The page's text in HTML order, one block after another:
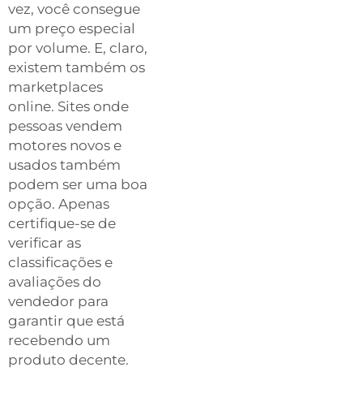
vez, você consegue
um preço especial
por volume. E, claro,
existem também os
marketplaces
online. Sites onde
pessoas vendem
motores novos e
usados também
podem ser uma boa
opção. Apenas
certifique-se de
verificar as
classificações e
avaliações do
vendedor para
garantir que está
recebendo um
produto decente.